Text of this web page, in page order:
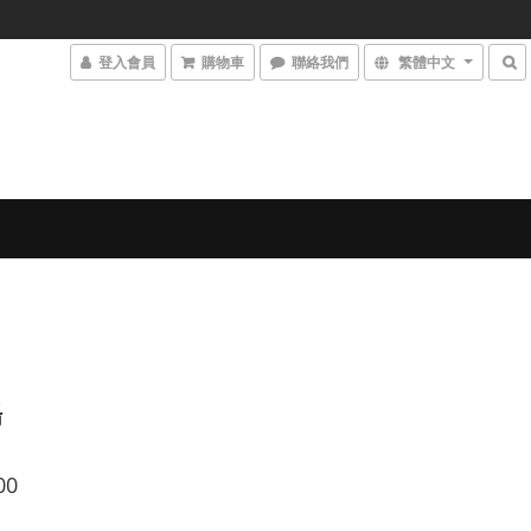
登入會員 購物車 聯絡我們 繁體中文